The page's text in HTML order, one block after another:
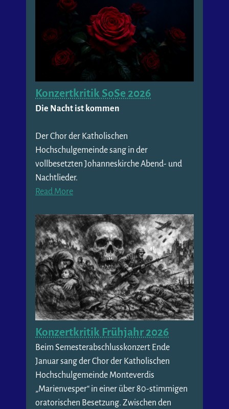
Konzertkritik SoSe 2026
Die Nacht ist kommen
Der Chor der Katholischen
Hochschulgemeinde sang in der
vollbesetzten Johanneskirche Abend- und
Nachtlieder.
Read More
Konzertkritik Frühjahr 2026
Beim Semesterabschlusskonzert Ende
Januar sang der Chor der Katholischen
Hochschulgemeinde Monteverdis
„Marienvesper“ in einer über 80-stimmigen
oratorischen Besetzung. Zwischen den